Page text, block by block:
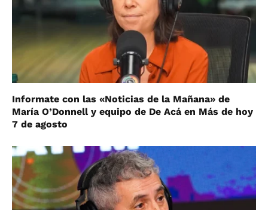
Informate con las «Noticias de la Mañana» de
María O’Donnell y equipo de De Acá en Más de hoy
7 de agosto